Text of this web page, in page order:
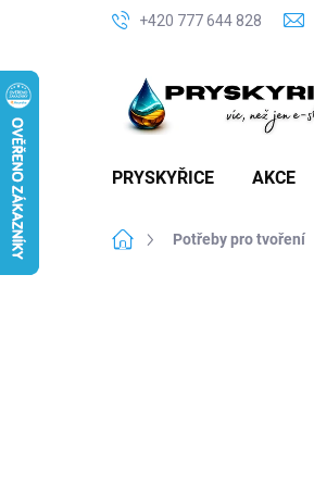
+420 777 644 828
PRYSKYŘICE AKCE
Domů Potřeby pro tvoření